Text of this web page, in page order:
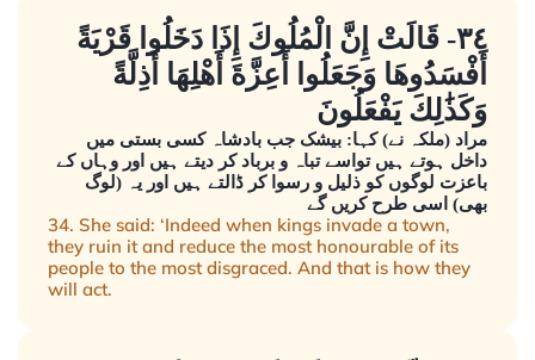
٣٤- قَالَتْ إِنَّ الْمُلُوكَ إِذَا دَخَلُوا قَرْيَةً
أَفْسَدُوهَا وَجَعَلُوا أَعِزَّةَ أَهْلِهَا أَذِلَّةً
وَكَذَٰلِكَ يَفْعَلُونَ
مراد (ملکہ نے) کہا: بیشک جب بادشاہ کسی بستی میں
داخل ہوتے ہیں تواسے تباہ و برباد کر دیتے ہیں اور وہاں کے
باعزت لوگوں کو ذلیل و رسوا کر ڈالتے ہیں اور یہ (لوگ
بھی) اسی طرح کریں گے
34. She said: ‘Indeed when kings invade a town,
they ruin it and reduce the most honourable of its
people to the most disgraced. And that is how they
will act.